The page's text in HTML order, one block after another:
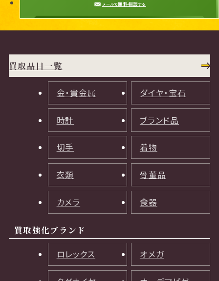
メールで無料相談する
買取品目一覧
金・貴金属 ダイヤ・宝石
時計 ブランド品
切手 着物
衣類 骨董品
カメラ 食器
買取強化ブランド
ロレックス オメガ